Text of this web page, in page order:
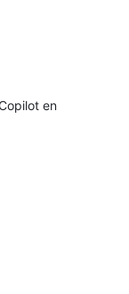
en